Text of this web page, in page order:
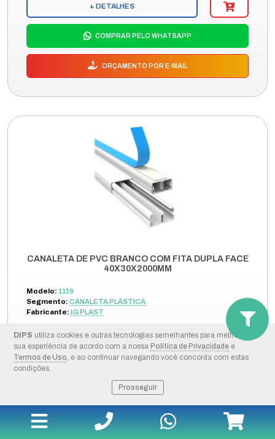
DIPS utiliza cookies e outras tecnologias semelhantes para melhorar a
sua experiência de acordo com a nossa Política de Privacidade e
Termos de Uso, e ao continuar navegando você concorda com estas
condições.
Prosseguir
+ DETALHES
COMPRAR PELO WHATSAPP
ORÇAMENTO POR E-MAIL
CANALETA DE PVC BRANCO COM FITA DUPLA FACE
40X30X2000MM
Modelo: 1119
Segmento: CANALETA PLÁSTICA
Fabricante: IG PLAST